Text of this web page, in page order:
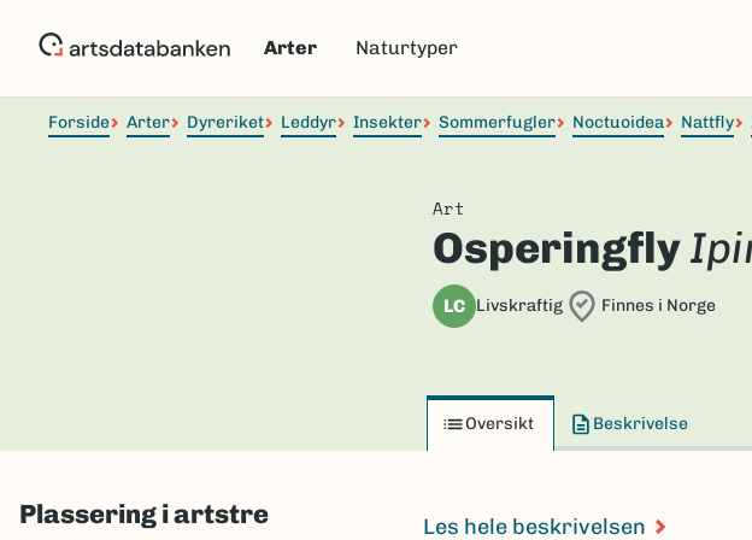
Arter Naturtyper
Forside Arter Dyreriket Leddyr Insekter Sommerfugler Noctuoidea Nattfly
Art
Osperingfly
LC Livskraftig Finnes i Norge
Oversikt Beskrivelse
Plassering i artstre Les hele beskrivelsen